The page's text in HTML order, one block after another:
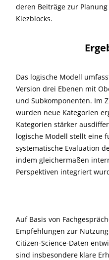
deren Beiträge zur
Kiezblocks.
Das logische Modell
Version drei Ebenen mit
und Subkomponenten. Im
wurden neue Kategorien
Kategorien stärker
logische Modell stellt eine
systematische Evaluation
indem gleichermaßen
Perspektiven integriert
Auf Basis von
Empfehlungen zur
Citizen-Science-Daten
sind insbesondere klare